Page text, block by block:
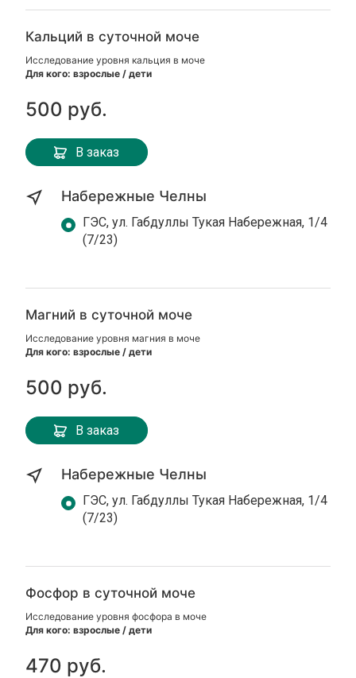
Кальций в суточной моче
Исследование уровня кальция в моче
Для кого: взрослые / дети
500 руб.
В заказ
Набережные Челны
ГЭС, ул. Габдуллы Тукая Набережная, 1/4
(7/23)
Магний в суточной моче
Исследование уровня магния в моче
Для кого: взрослые / дети
500 руб.
В заказ
Набережные Челны
ГЭС, ул. Габдуллы Тукая Набережная, 1/4
(7/23)
Фосфор в суточной моче
Исследование уровня фосфора в моче
Для кого: взрослые / дети
470 руб.